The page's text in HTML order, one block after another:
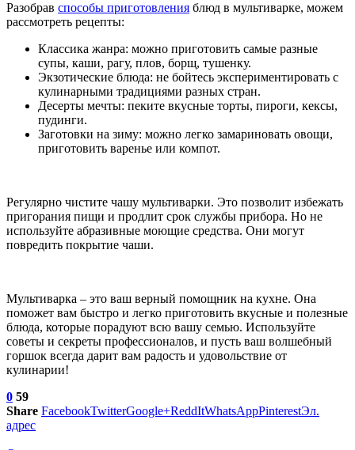
Разобрав способы приготовления блюд в мультиварке, можем
рассмотреть рецепты:
Классика жанра: можно приготовить самые разные
супы, каши, рагу, плов, борщ, тушенку.
Экзотические блюда: не бойтесь экспериментировать с
кулинарными традициями разных стран.
Десерты мечты: пеките вкусные торты, пироги, кексы,
пудинги.
Заготовки на зиму: можно легко замариновать овощи,
приготовить варенье или компот.
Регулярно чистите чашу мультиварки. Это позволит избежать
пригорания пищи и продлит срок службы прибора. Но не
используйте абразивные моющие средства. Они могут
повредить покрытие чаши.
Мультиварка – это ваш верный помощник на кухне. Она
поможет вам быстро и легко приготовить вкусные и полезные
блюда, которые порадуют всю вашу семью. Используйте
советы и секреты профессионалов, и пусть ваш волшебный
горшок всегда дарит вам радость и удовольствие от
кулинарии!
0 59
Share FacebookTwitterGoogle+ReddItWhatsAppPinterestЭл.
адрес